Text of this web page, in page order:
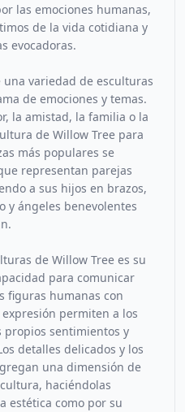
las emociones humanas,
de la vida cotidiana y
evocadoras.
una variedad de esculturas
de emociones y temas.
la amistad, la familia o la
de Willow Tree para
más populares se
representan parejas
a sus hijos en brazos,
y ángeles benevolentes
de Willow Tree es su
para comunicar
figuras humanas con
permiten a los
propios sentimientos y
detalles delicados y los
una dimensión de
haciéndolas
estética como por su